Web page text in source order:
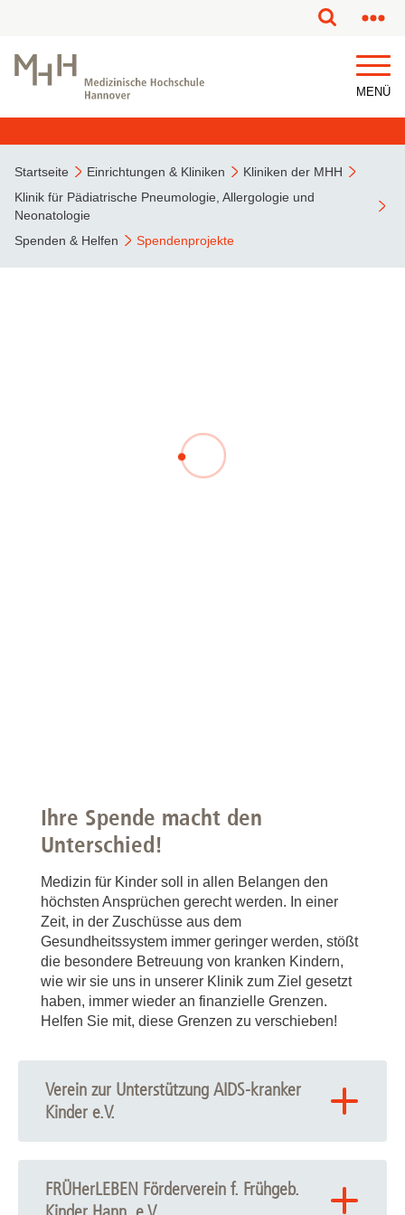
MENÜ
Startseite Einrichtungen & Kliniken
Kliniken der MHH
Klinik für Pädiatrische Pneumologie, Allergologie und
Neonatologie
Spenden & Helfen
Spendenprojekte
Ihre Spende macht den
Unterschied!
Medizin für Kinder soll in allen Belangen den
höchsten Ansprüchen gerecht werden. In einer
Zeit, in der Zuschüsse aus dem
Gesundheitssystem immer geringer werden, stößt
die besondere Betreuung von kranken Kindern,
wie wir sie uns in unserer Klinik zum Ziel gesetzt
haben, immer wieder an finanzielle Grenzen.
Helfen Sie mit, diese Grenzen zu verschieben!
Verein zur Unterstützung AIDS-kranker
Kinder e.V.
können, haben wir einen gemeinnützigen Verein zur
Unterstützung AIDS-kranker Kinder gegründet. Hier
FRÜHerLEBEN Förderverein f. Frühgeb.